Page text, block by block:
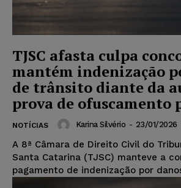
TJSC afasta culpa
mantém indenização
de trânsito diante da
prova de ofuscamento
NOTÍCIAS Karina Silvério - 23/01/2026
A 8ª Câmara de Direito Civil do
Santa Catarina (TJSC) manteve a
pagamento de indenização por